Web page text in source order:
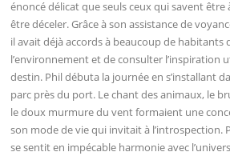
énoncé délicat que seuls ceux qui savent
être déceler. Grâce à son assistance de
il avait déjà accords à beaucoup de habitants
l’environnement et de consulter l’inspiration
destin. Phil débuta la journée en s’installant
parc près du port. Le chant des animaux, le
le doux murmure du vent formaient une
son mode de vie qui invitait à l’introspection.
se sentit en impécable harmonie avec